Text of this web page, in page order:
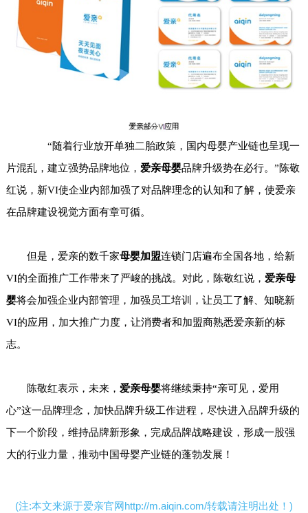
“随着行业放开单独二胎政策，国内母婴产业链也呈现一
片混乱，建立强势品牌地位， 爱亲母婴品牌升级势在必行。”陈敬
红说，新VI使企业内部加强了对品牌理念的认知和了解，使爱亲
在品牌建设视觉方面有章可循。
但是，爱亲的数千家母婴加盟连锁门店遍布全国各地，给新
VI的全面推广工作带来了严峻的挑战。对此，陈敬红说， 爱亲母
婴将会加强企业内部管理，加强员工培训，让员工了解、知晓新
VI的应用，加大推广力度，让消费者和加盟商熟悉爱亲新的标
志。
陈敬红表示，未来， 爱亲母婴将继续秉持“亲可见，爱用
心”这一品牌理念，加快品牌升级工作进程，尽快进入品牌升级的
下一个阶段，维持品牌新形象，完成品牌战略建设，形成一股强
大的行业力量，推动中国母婴产业链的蓬勃发展！
(注:本文来源于爱亲官网http://m.aiqin.com/转载请注明出处！)